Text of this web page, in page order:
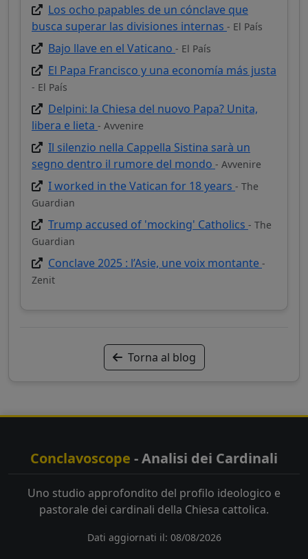
Los ocho papables de un cónclave que
busca superar las divisiones internas - El País
Bajo llave en el Vaticano - El País
El Papa Francisco y una economía más justa
- El País
Delpini: la Chiesa del nuovo Papa? Unita,
libera e lieta - Avvenire
Il silenzio nella Cappella Sistina sarà un
segno dentro il rumore del mondo - Avvenire
I worked in the Vatican for 18 years - The
Guardian
Trump accused of 'mocking' Catholics - The
Guardian
Conclave 2025 : l’Asie, une voix montante -
Zenit
Torna al blog
Conclavoscope - Analisi dei Cardinali
Uno studio approfondito del profilo ideologico e
pastorale dei cardinali della Chiesa cattolica.
Dati aggiornati il: 08/08/2026